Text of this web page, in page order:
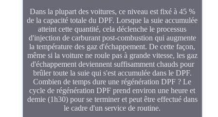
Dans la plupart des voitures, ce niveau est fixé à 45 %
de la capacité totale du DPF. Lorsque la suie accumulée
atteint cette quantité, cela déclenche le processus
d'injection de carburant post-combustion qui augmente
la température des gaz d'échappement. De cette façon,
même si la voiture ne roule pas à grande vitesse, les gaz
d'échappement deviennent suffisamment chauds pour
brûler toute la suie qui s'est accumulée dans le DPF.
Combien de temps dure une régénération DPF ? Le
cycle de régénération DPF prend environ une heure et
demie (1h30) pour se terminer et peut être effectué dans
le cadre d'un service de routine.